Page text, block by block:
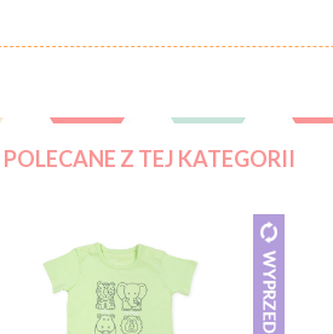
POLECANE Z TEJ KATEGORII